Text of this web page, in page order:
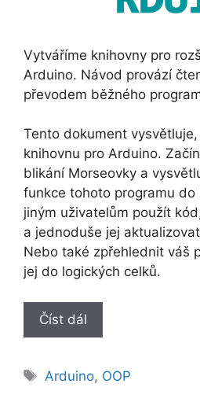
Vytváříme knihovny pro
Arduino. Návod provází
převodem běžného
Tento dokument
knihovnu pro Arduino.
blikání Morseovky a
funkce tohoto programu do
jiným uživatelům použít
a jednoduše jej
Nebo také zpřehlednit váš
jej do logických celků.
Číst dál
Štítky
Arduino, OOP